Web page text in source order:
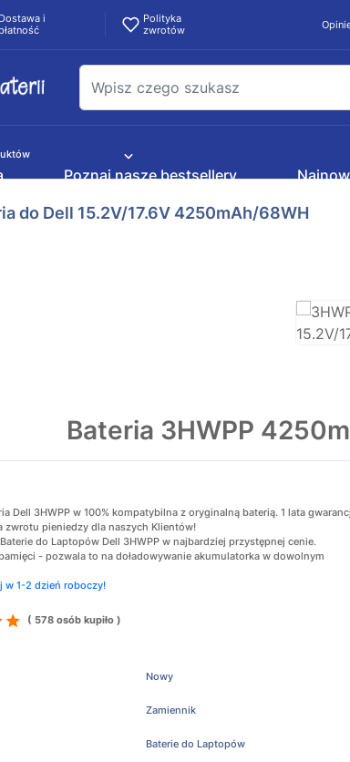
Dostawa i
Polityka
zwrotów
Poznaj nasze bestsellery
do Dell 15.2V/17.6V 4250mAh/68WH
Bateria 3HWPP
Dell 3HWPP w 100% kompatybilna z oryginalną baterią. 1 lata
zwrotu pieniedzy dla naszych Klientów!
do Laptopów Dell 3HWPP w najbardziej przystępnej cenie.
- pozwala to na doładowywanie akumulatorka w dowolnym
w 1-2 dzień roboczy!
( 578 osób kupiło )
Nowy
Zamiennik
Baterie do Laptopów